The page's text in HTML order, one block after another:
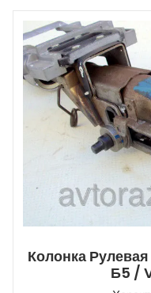
Колонка
Б5 /